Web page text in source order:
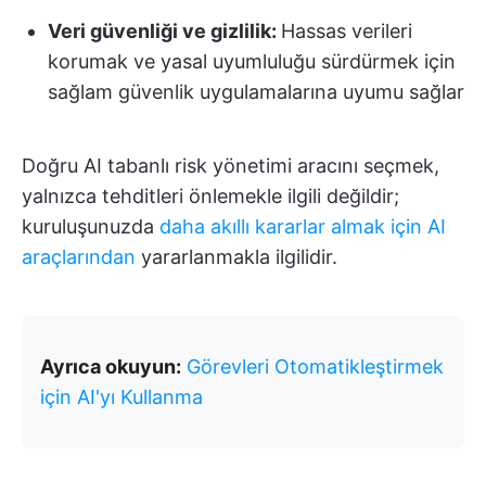
Veri güvenliği ve gizlilik: Hassas verileri
korumak ve yasal uyumluluğu sürdürmek için
sağlam güvenlik uygulamalarına uyumu sağlar
Doğru AI tabanlı risk yönetimi aracını seçmek,
yalnızca tehditleri önlemekle ilgili değildir;
kuruluşunuzda daha akıllı kararlar almak için AI
araçlarından yararlanmakla ilgilidir.
Ayrıca okuyun: Görevleri Otomatikleştirmek
için AI'yı Kullanma